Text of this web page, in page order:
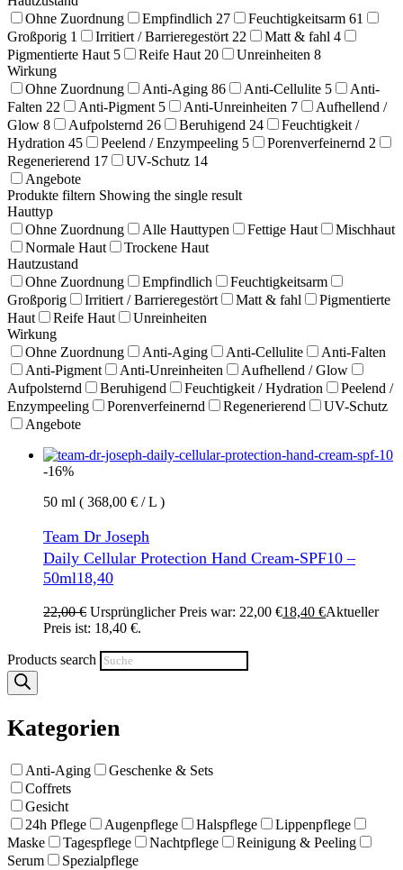
Ohne Zuordnung
Empfindlich 27 Feuchtigkeitsarm 61
Großporig 1 Irritiert / Barrieregestört 22 Matt & fahl 4
Pigmentierte Haut 5 Reife Haut 20 Unreinheiten 8
Wirkung
Ohne Zuordnung
Anti-Aging 86 Anti-Cellulite 5
Anti-
Falten 22 Anti-Pigment 5 Anti-Unreinheiten 7
Aufhellend /
Glow 8 Aufpolsternd 26 Beruhigend 24
Feuchtigkeit /
Hydration 45 Peelend / Enzympeeling 5 Porenverfeinernd 2
Regenerierend 17 UV-Schutz 14
Angebote
Produkte filtern Showing the single result
Hauttyp
Ohne Zuordnung
Alle Hauttypen Fettige Haut
Mischhaut
Normale Haut
Trockene Haut
Hautzustand
Ohne Zuordnung
Empfindlich
Feuchtigkeitsarm
Großporig
Irritiert / Barrieregestört Matt & fahl
Pigmentierte
Haut
Reife Haut
Unreinheiten
Wirkung
Ohne Zuordnung
Anti-Aging Anti-Cellulite
Anti-Falten
Anti-Pigment
Anti-Unreinheiten
Aufhellend / Glow
Aufpolsternd
Beruhigend Feuchtigkeit / Hydration
Peelend /
Enzympeeling
Porenverfeinernd Regenerierend
UV-Schutz
Angebote
-16%
50 ml ( 368,00 € / L )
Team Dr Joseph
Daily Cellular Protection Hand Cream-SPF10 –
50ml18,40
22,00€ Ursprünglicher Preis war: 22,00 €18,40 €Aktueller
Preis ist: 18,40 €.
Products search
Kategorien
Anti-Aging
Geschenke & Sets
Coffrets
Gesicht
24h Pflege
Augenpflege Halspflege
Lippenpflege
Maske
Tagespflege Nachtpflege
Reinigung & Peeling
Serum
Spezialpflege